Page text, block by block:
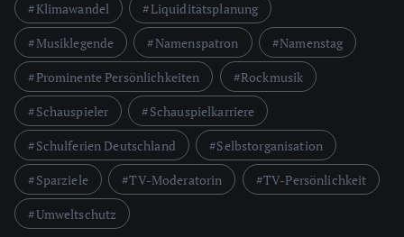
Klimawandel
Liquiditätsplanung
Musiklegende
Namenspatron
Namenstag
Prominente Persönlichkeiten
Rockmusik
Schauspieler
Schauspielkarriere
Schulferien Deutschland
Selbstorganisation
Sparziele
TV-Moderatorin
TV-Persönlichkeit
Umweltschutz